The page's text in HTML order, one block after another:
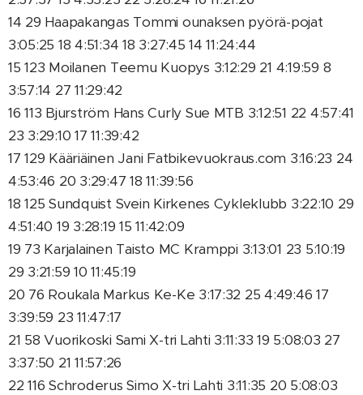
14 29 Haapakangas Tommi ounaksen pyörä-pojat
3:05:25 18 4:51:34 18 3:27:45 14 11:24:44
15 123 Moilanen Teemu Kuopys 3:12:29 21 4:19:59 8
3:57:14 27 11:29:42
16 113 Bjurström Hans Curly Sue MTB 3:12:51 22 4:57:41
23 3:29:10 17 11:39:42
17 129 Kääriäinen Jani Fatbikevuokraus.com 3:16:23 24
4:53:46 20 3:29:47 18 11:39:56
18 125 Sundquist Svein Kirkenes Cykleklubb 3:22:10 29
4:51:40 19 3:28:19 15 11:42:09
19 73 Karjalainen Taisto MC Kramppi 3:13:01 23 5:10:19
29 3:21:59 10 11:45:19
20 76 Roukala Markus Ke-Ke 3:17:32 25 4:49:46 17
3:39:59 23 11:47:17
21 58 Vuorikoski Sami X-tri Lahti 3:11:33 19 5:08:03 27
3:37:50 21 11:57:26
22 116 Schroderus Simo X-tri Lahti 3:11:35 20 5:08:03